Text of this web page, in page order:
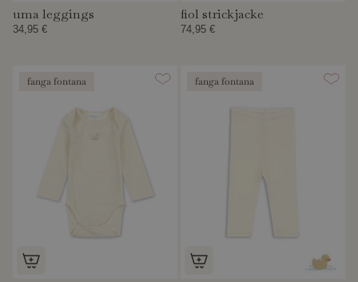
uma leggings
34,95 €
fiol strickjacke
74,95 €
fanga fontana fanga fontana